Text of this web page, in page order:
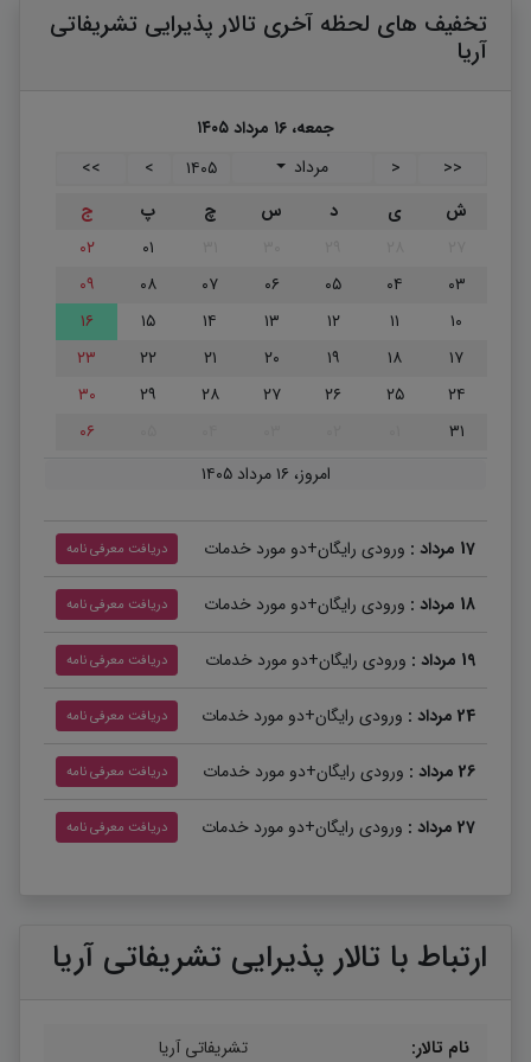
تخفیف های لحظه آخری تالار پذیرایی تشریفاتی
آریا
جمعه، ۱۶ مرداد ۱۴۰۵
<<
< مرداد ۱۴۰۵ >
>>
ش
ی د س چ پ
ج
۰۱
۰۲
۰۳
۰۴ ۰۵ ۰۶ ۰۷ ۰۸
۰۹
۱۰
۱۱ ۱۲ ۱۳ ۱۴ ۱۵
۱۶
۱۷
۱۸ ۱۹ ۲۰ ۲۱ ۲۲
۲۳
۲۴
۲۵ ۲۶ ۲۷ ۲۸ ۲۹
۳۰
۳۱
۰۶
امروز، ۱۶ مرداد ۱۴۰۵
17 مرداد : ورودی رایگان+دو مورد خدمات دریافت معرفی نامه
18 مرداد : ورودی رایگان+دو مورد خدمات دریافت معرفی نامه
19 مرداد : ورودی رایگان+دو مورد خدمات دریافت معرفی نامه
24 مرداد : ورودی رایگان+دو مورد خدمات دریافت معرفی نامه
26 مرداد : ورودی رایگان+دو مورد خدمات دریافت معرفی نامه
27 مرداد : ورودی رایگان+دو مورد خدمات دریافت معرفی نامه
ورودی رایگان+دو مورد خدمات دریافت معرفی نامه
3 شهریور : ورودی رایگان+دو مورد خدمات دریافت معرفی نامه
ارتباط با تالار پذیرایی تشریفاتی آریا
نام تالار:
تشریفاتی آریا